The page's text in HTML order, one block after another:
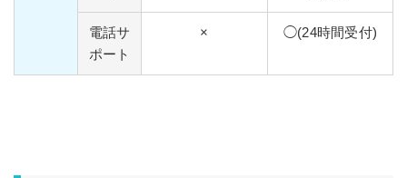
電話サ
ポート
× ◯(24時間受付)